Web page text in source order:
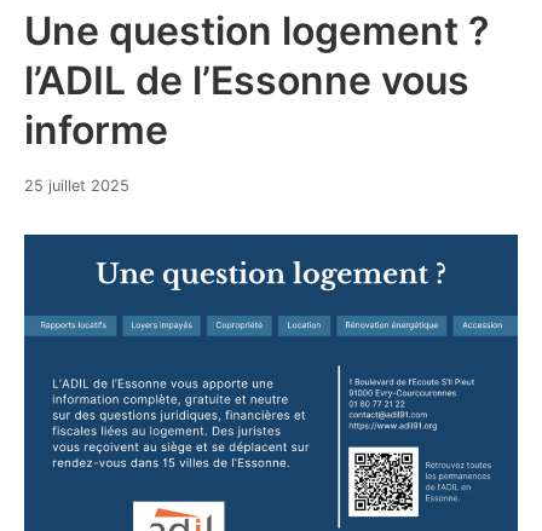
Une question logement ?
l’ADIL de l’Essonne vous
informe
25 juillet 2025